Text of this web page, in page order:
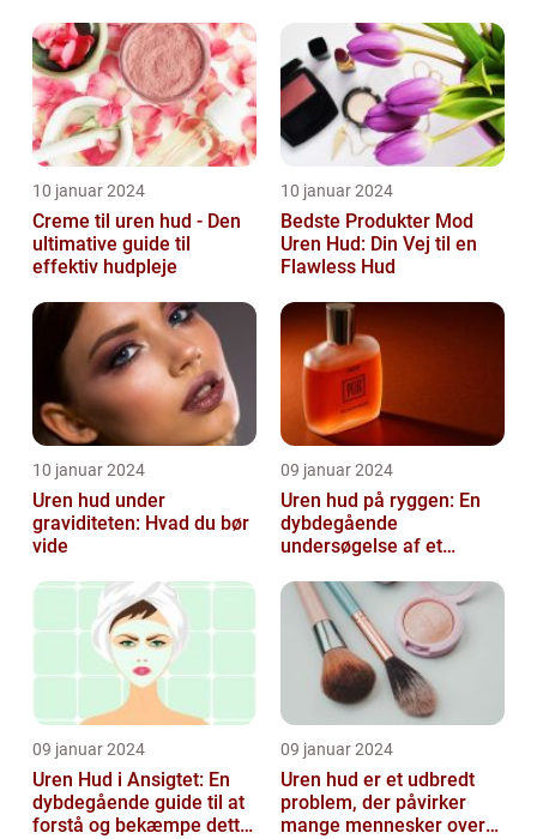
10 januar 2024
Creme til uren hud - Den
ultimative guide til
effektiv hudpleje
10 januar 2024
Bedste Produkter Mod
Uren Hud: Din Vej til en
Flawless Hud
10 januar 2024
Uren hud under
graviditeten: Hvad du bør
vide
09 januar 2024
Uren hud på ryggen: En
dybdegående
undersøgelse af et
undertiden overset
skønhedspr...
09 januar 2024
Uren Hud i Ansigtet: En
dybdegående guide til at
forstå og bekæmpe dette
09 januar 2024
Uren hud er et udbredt
problem, der påvirker
mange mennesker over